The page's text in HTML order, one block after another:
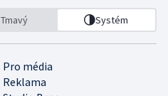
Tmavý Systém
Pro média
Reklama